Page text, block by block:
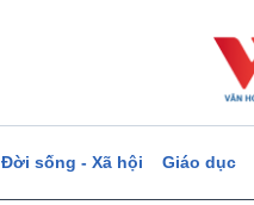
Đời sống - Xã hội Giáo dục